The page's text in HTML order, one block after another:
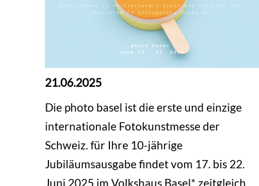
21.06.2025
Die photo basel ist die erste und einzige
internationale Fotokunstmesse der
Schweiz. für Ihre 10-jährige
Jubiläumsausgabe findet vom 17. bis 22.
Juni 2025 im Volkshaus Basel* zeitgleich